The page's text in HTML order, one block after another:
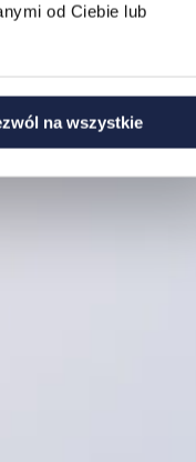
od Ciebie lub
na wszystkie